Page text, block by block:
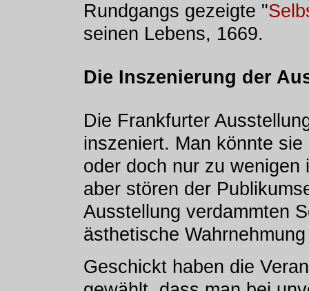
Rundgangs gezeigte "
seinen Lebens, 1669.
Die Inszenierung der
Die Frankfurter
inszeniert. Man könnte
oder doch nur zu wenigen
aber stören der
Ausstellung verdammten
ästhetische
Geschickt haben die